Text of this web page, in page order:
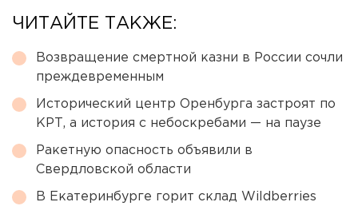
ЧИТАЙТЕ ТАКЖЕ:
Возвращение смертной казни в России сочли
преждевременным
Исторический центр Оренбурга застроят по
КРТ, а история с небоскребами — на паузе
Ракетную опасность объявили в
Свердловской области
В Екатеринбурге горит склад Wildberries